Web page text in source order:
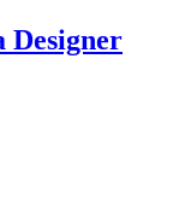
Designer